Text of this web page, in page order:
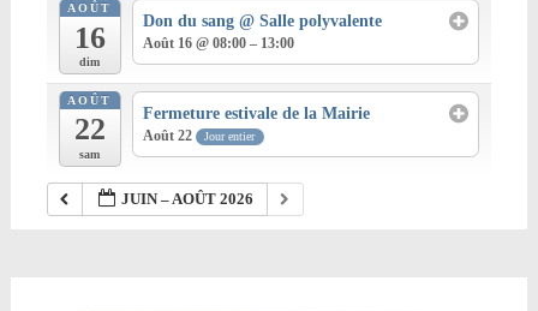
AOÛT
16
dim
Don du sang@ Salle polyvalente
Août 16 @ 08:00 – 13:00
AOÛT
22
sam
Fermeture estivale de la Mairie
Août 22 Jour entier
JUIN – AOÛT 2026